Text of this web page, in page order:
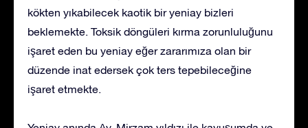
kökten yıkabilecek kaotik bir yeniay bizleri
beklemekte. Toksik döngüleri kırma zorunluluğunu
işaret eden bu yeniay eğer zararımıza olan bir
düzende inat edersek çok ters tepebileceğine
işaret etmekte.